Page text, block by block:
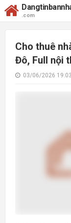
.com
Cho thuê
Đô, Full nội
03/06/2026 19:03